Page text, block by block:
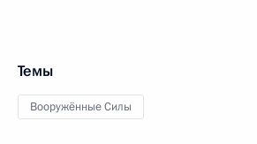
Темы
Вооружённые Силы